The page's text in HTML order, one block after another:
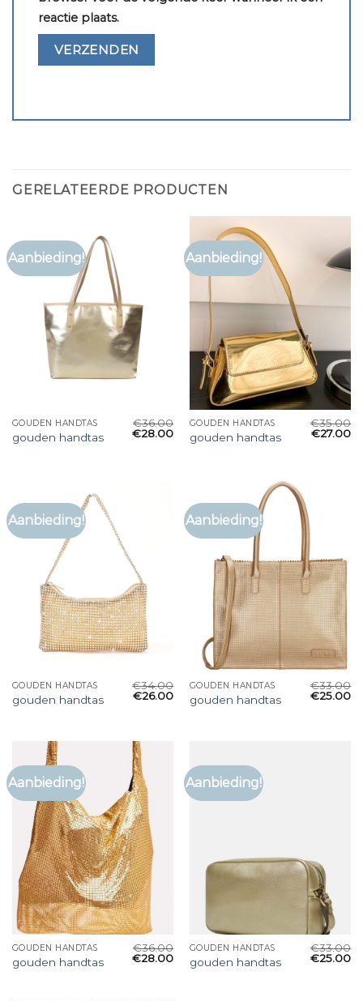
reactie plaats.
GERELATEERDE PRODUCTEN
Aanbieding!
GOUDEN HANDTAS
gouden handtas
€36.00
€28.00
Aanbieding!
GOUDEN HANDTAS
gouden handtas
€35.00
€27.00
Aanbieding!
GOUDEN HANDTAS
gouden handtas
€34.00
€26.00
Aanbieding!
GOUDEN HANDTAS
gouden handtas
€33.00
€25.00
Aanbieding!
GOUDEN HANDTAS
gouden handtas
€36.00
€28.00
Aanbieding!
GOUDEN HANDTAS
gouden handtas
€33.00
€25.00